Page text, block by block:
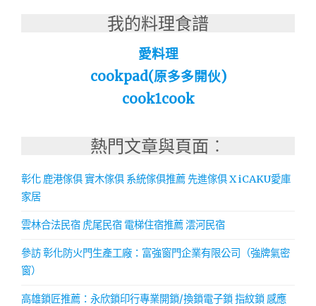
我的料理食譜
愛料理
cookpad(原多多開伙)
cook1cook
熱門文章與頁面︰
彰化 鹿港傢俱 實木傢俱 系統傢俱推薦 先進傢俱 X iCAKU愛庫
家居
雲林合法民宿 虎尾民宿 電梯住宿推薦 澐河民宿
參訪 彰化防火門生產工廠：富強窗門企業有限公司（強牌氣密
窗）
高雄鎖匠推薦：永欣鎖印行專業開鎖/換鎖電子鎖 指紋鎖 感應